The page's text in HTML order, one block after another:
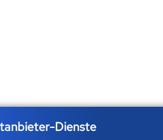
Dienste